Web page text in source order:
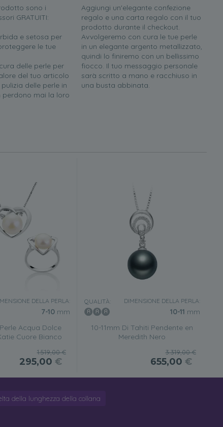
sono i
GRATUITI:
e setosa per
le tue
delle perle per
del tuo articolo
delle perle in
perdono mai la loro
Aggiungi un'elegante confezione
regalo e una carta regalo con il tuo
prodotto durante il checkout.
Avvolgeremo con cura le tue perle
in un elegante argento metallizzato,
quindi lo finiremo con un bellissimo
fiocco. Il tuo messaggio personale
sarà scritto a mano e racchiuso in
una busta abbinata.
DELLA PERLA:
7-10mm
Acqua Dolce
Cuore Bianco
1.519,00 €
295,00 €
QUALITÀ: DIMENSIONE DELLA PERLA:
10-11 mm
10-11mm Di Tahiti Pendente en
Meredith Nero
3.319,00 €
655,00 €
della lunghezza della collana